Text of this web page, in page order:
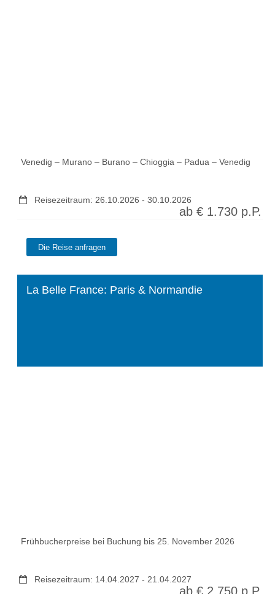
Venedig – Murano – Burano – Chioggia – Padua – Venedig
Reisezeitraum: 26.10.2026 -30.10.2026
ab € 1.730p.P.
La Belle France: Paris & Normandie
Frühbucherpreise bei Buchung bis 25. November 2026
Reisezeitraum: 14.04.2027 - 21.04.2027
ab € 2.750p.P.